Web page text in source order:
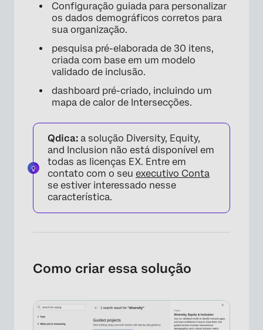
Configuração guiada para personalizar
os dados demográficos corretos para
sua organização.
pesquisa pré-elaborada de 30 itens,
criada com base em um modelo
validado de inclusão.
dashboard pré-criado, incluindo um
mapa de calor de Intersecções.
Qdica: a solução Diversity, Equity,
and Inclusion não está disponível em
todas as licenças EX. Entre em
contato com o seu executivo Conta
se estiver interessado nesse
característica.
Como criar essa solução